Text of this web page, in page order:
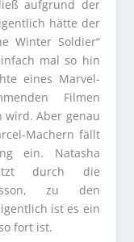
aufgrund der
hätte der
Winter Soldier“
mal so hin
eines Marvel-
Filmen
wird. Aber genau
Machern fällt
ein. Natasha
durch die
zu den
ist es ein
fort ist.